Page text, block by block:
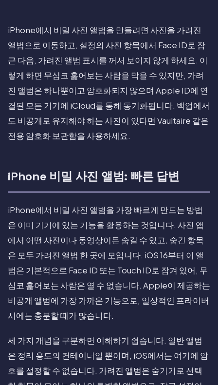
iPhone에서 비밀 사진 앨범을 만들려면 사진을 가려진
앨범으로 이동하고, 설정의 사진 항목에서 Face ID로 잠
근 다음, 가려진 앨범 표시를 꺼서 보이지 않게 하세요. 이
렇게 하면 무심코 훑어보는 사람을 막을 수 있지만, 가려
진 앨범은 하나뿐이고 암호화되지 않으며 Apple ID에 연
결된 모든 기기에 iCloud를 통해 동기화됩니다. 백업에서
도 비공개로 유지해야 하는 사진이 있다면 Vaultaire 같은
전용 암호화 보관함을 사용하세요.
iPhone 비밀 사진 앨범: 빠른 답변
iPhone에서 비밀 사진 앨범을 가장 빠르게 만드는 방법
은 이미 기기에 있는 기능을 활용하는 것입니다. 사진 앱
에서 어떤 사진이나 동영상이든 숨길 수 있고, 숨긴 항목
은 모두 가려진 앨범 한 곳에 모입니다. iOS 16부터 이 앨
범은 기본적으로 Face ID 또는 Touch ID로 잠겨 있어, 무
심코 훑어보는 사람은 열 수 없습니다. Apple이 제공하는
비공개 앨범에 가장 가까운 기능으로, 일상적인 프라이버
시에는 충분할 때가 많습니다.
세 가지 개념을 구분하면 이해하기 쉽습니다. 일반 앨범
은 정리 용도의 컨테이너일 뿐이며, iOS에서는 여기에 암
호를 설정할 수 없습니다. 가려진 앨범은 숨기기로 선택